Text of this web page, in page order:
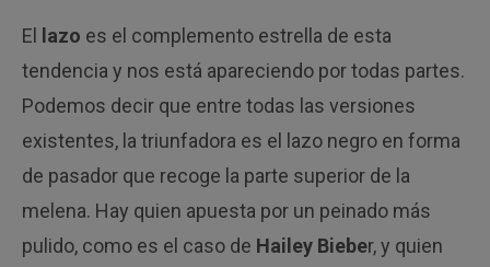
El lazo es el complemento estrella de esta
tendencia y nos está apareciendo por todas partes.
Podemos decir que entre todas las versiones
existentes, la triunfadora es el lazo negro en forma
de pasador que recoge la parte superior de la
melena. Hay quien apuesta por un peinado más
pulido, como es el caso de Hailey Bieber, y quien